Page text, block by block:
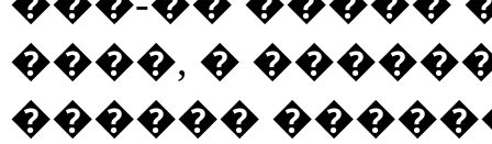
����, �
������